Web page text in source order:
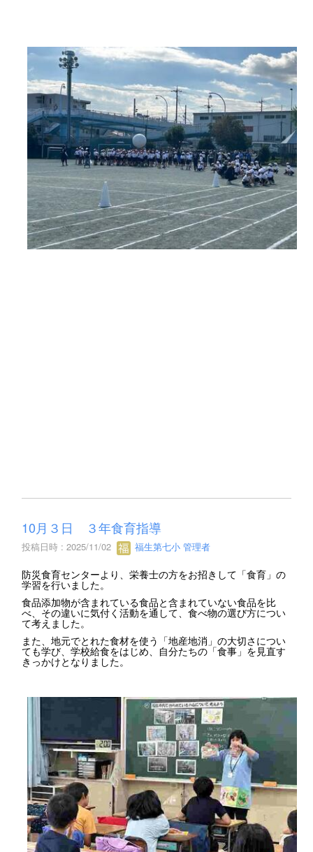
10月３日 ３年食育指導
投稿日時 : 2025/11/02 福生第七小 管理者
防災食育センターより、栄養士の方をお招きして「食育」の
学習を行いました。
食品添加物が含まれている食品と含まれていない食品を比
べ、その違いに気付く活動を通して、食べ物の選び方につい
て考えました。
また、地元でとれた食材を使う「地産地消」の大切さについ
ても学び、学校給食をはじめ、自分たちの「食事」を見直す
きっかけとなりました。